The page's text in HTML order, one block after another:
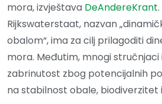
mora, izvještava DeAndereKrant
Rijkswaterstaat, nazvan
obalom“, ima za cilj prilagoditi
mora. Međutim, mnogi stručnjaci
zabrinutost zbog potencijalnih
na stabilnost obale, biodiverzitet